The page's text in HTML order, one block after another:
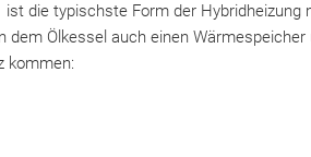
ist die typischste Form der Hybridheizung
Ölkessel auch einen
kommen: